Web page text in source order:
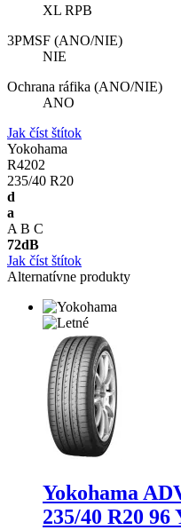
XL RPB
3PMSF (ANO/NIE)
NIE
Ochrana ráfika (ANO/NIE)
ANO
Jak číst štítok
Yokohama
R4202
235/40 R20
d
a
A B C
72dB
Jak číst štítok
Alternatívne produkty
Yokohama
235/40 R20 96